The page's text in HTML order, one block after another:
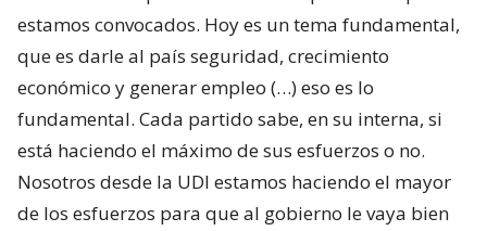
estamos convocados. Hoy es un tema fundamental,
que es darle al país seguridad, crecimiento
económico y generar empleo (…) eso es lo
fundamental. Cada partido sabe, en su interna, si
está haciendo el máximo de sus esfuerzos o no.
Nosotros desde la UDI estamos haciendo el mayor
de los esfuerzos para que al gobierno le vaya bien